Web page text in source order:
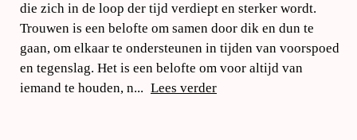
die zich in de loop der tijd verdiept en sterker wordt.
Trouwen is een belofte om samen door dik en dun te
gaan, om elkaar te ondersteunen in tijden van voorspoed
en tegenslag. Het is een belofte om voor altijd van
iemand te houden, n... Lees verder